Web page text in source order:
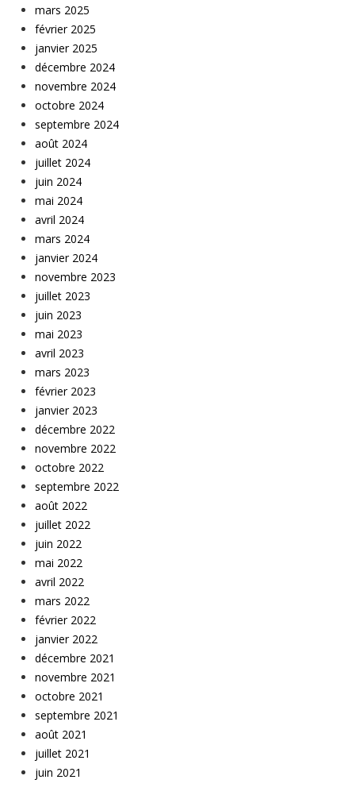
mars 2025
février 2025
janvier 2025
décembre 2024
novembre 2024
octobre 2024
septembre 2024
août 2024
juillet 2024
juin 2024
mai 2024
avril 2024
mars 2024
janvier 2024
novembre 2023
juillet 2023
juin 2023
mai 2023
avril 2023
mars 2023
février 2023
janvier 2023
décembre 2022
novembre 2022
octobre 2022
septembre 2022
août 2022
juillet 2022
juin 2022
mai 2022
avril 2022
mars 2022
février 2022
janvier 2022
décembre 2021
novembre 2021
octobre 2021
septembre 2021
août 2021
juillet 2021
juin 2021